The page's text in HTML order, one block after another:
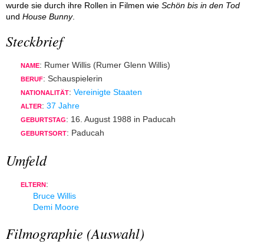
wurde sie durch ihre Rollen in Filmen wie Schön bis in den Tod
und House Bunny.
Steckbrief
NAME: Rumer Willis (Rumer Glenn Willis)
BERUF: Schauspielerin
NATIONALITÄT: Vereinigte Staaten
ALTER: 37 Jahre
GEBURTSTAG: 16. August 1988 in Paducah
GEBURTSORT: Paducah
Umfeld
ELTERN:
Bruce Willis
Demi Moore
Filmographie (Auswahl)